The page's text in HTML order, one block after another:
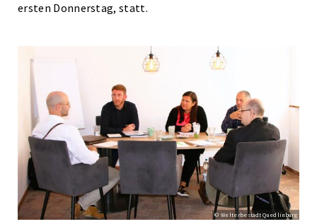
ersten Donnerstag, statt.
© Welterbestadt Quedlinburg